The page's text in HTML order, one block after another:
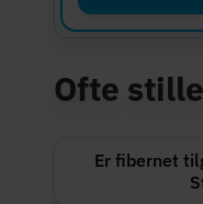
Ofte
Er fibernet